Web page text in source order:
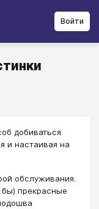
Войти
добиваться
и настаивая на
обслуживания.
прекрасные